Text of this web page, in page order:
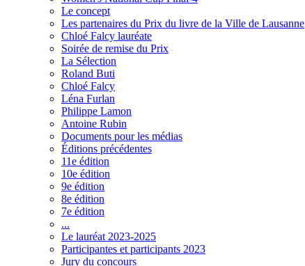
Le concept
Les partenaires du Prix du livre de la Ville de Lausanne
Chloé Falcy lauréate
Soirée de remise du Prix
La Sélection
Roland Buti
Chloé Falcy
Léna Furlan
Philippe Lamon
Antoine Rubin
Documents pour les médias
Éditions précédentes
11e édition
10e édition
9e édition
8e édition
7e édition
...
Le lauréat 2023-2025
Participantes et participants 2023
Jury du concours